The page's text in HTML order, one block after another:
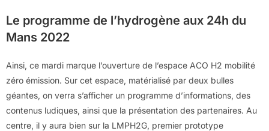
Le programme de l’hydrogène aux 24h du
Mans 2022
Ainsi, ce mardi marque l’ouverture de l’espace ACO H2 mobilité
zéro émission. Sur cet espace, matérialisé par deux bulles
géantes, on verra s’afficher un programme d’informations, des
contenus ludiques, ainsi que la présentation des partenaires. Au
centre, il y aura bien sur la LMPH2G, premier prototype